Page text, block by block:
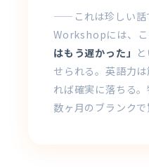
——これは珍しい話
Workshopには、こ
はもう遅かった」
せられる。英語力
れば確実に落ちる。
数ヶ月のブランクで